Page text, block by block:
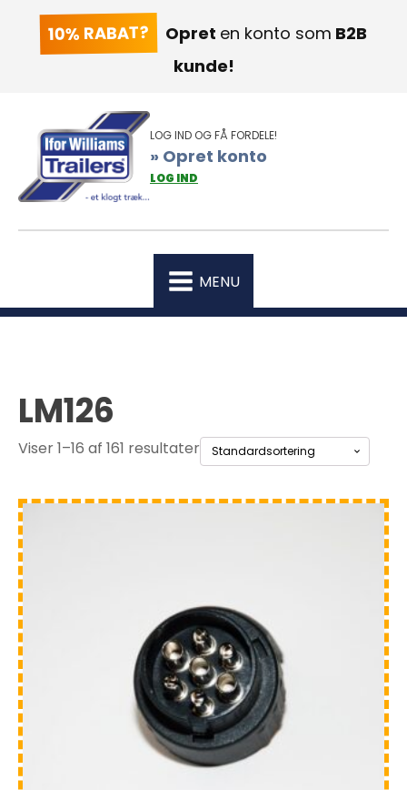
10% RABAT? Opret en konto som B2B
kunde!
LOG IND OG FÅ FORDELE!
» Opret konto
LOG IND
MENU
LM126
Viser 1–16 af 161 resultater